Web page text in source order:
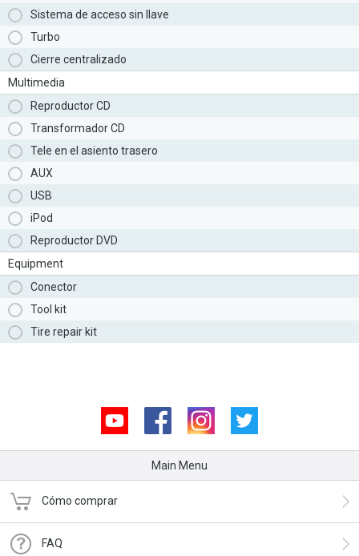
Sistema de acceso sin llave
Turbo
Cierre centralizado
Multimedia
Reproductor CD
Transformador CD
Tele en el asiento trasero
AUX
USB
iPod
Reproductor DVD
Equipment
Conector
Tool kit
Tire repair kit
Youtube Facebook Instagram
Main Menu
Cómo comprar
FAQ